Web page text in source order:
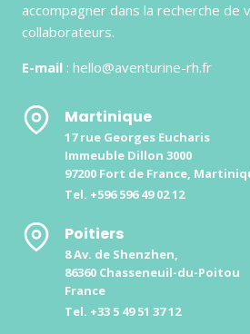
accompagner dans la recherche de
collaborateurs.
E-mail : hello@aventurine-rh.fr
Martinique
17 rue Georges Eucharis
Immeuble Dillon 3000
97200 Fort de France,
Tel. +596 596 49 02 12
Poitiers
8 Av. de Shenzhen,
86360 Chasseneuil-du-Poitou
France
Tel. +33 5 49 51 37 12